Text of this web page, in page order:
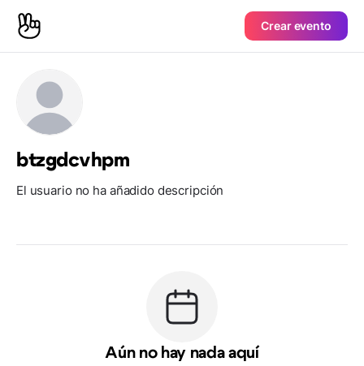
Crear evento
btzgdcvhpm
El usuario no ha añadido descripción
Aún no hay nada aquí